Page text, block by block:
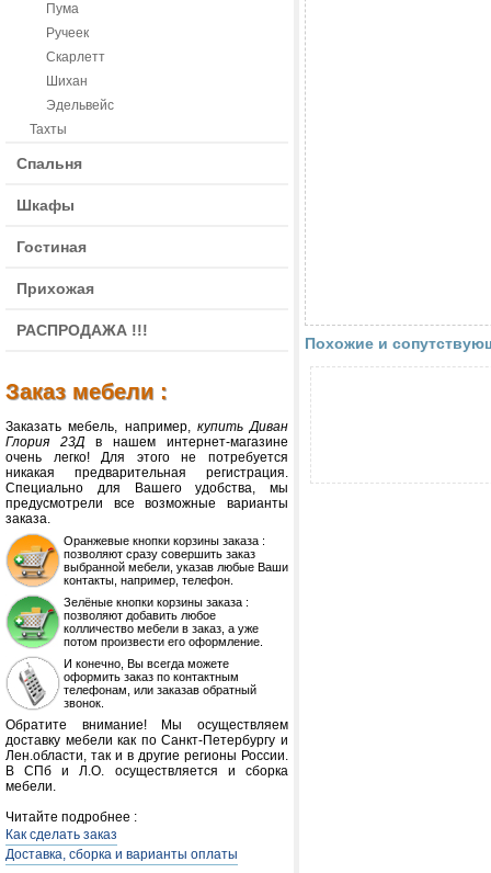
Пума
Ручеек
Скарлетт
Шихан
Эдельвейс
Тахты
Спальня
Шкафы
Гостиная
Прихожая
РАСПРОДАЖА !!!
Заказ мебели :
Заказать мебель, например, купить Диван
Глория 23Д в нашем интернет-магазине
очень легко! Для этого не потребуется
никакая предварительная регистрация.
Специально для Вашего удобства, мы
предусмотрели все возможные варианты
заказа.
Оранжевые кнопки корзины заказа :
позволяют сразу совершить заказ
выбранной мебели, указав любые Ваши
контакты, например, телефон.
Зелёные кнопки корзины заказа :
позволяют добавить любое
колличество мебели в заказ, а уже
потом произвести его оформление.
И конечно, Вы всегда можете
оформить заказ по контактным
телефонам, или заказав обратный
звонок.
Обратите внимание! Мы осуществляем
доставку мебели как по Санкт-Петербургу и
Лен.области, так и в другие регионы России.
В СПб и Л.О. осуществляется и сборка
мебели.
Читайте подробнее :
Как сделать заказ
Доставка, сборка и варианты оплаты
Похожие и